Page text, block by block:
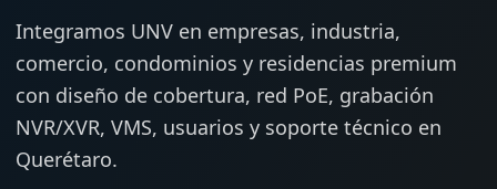
Integramos UNV en empresas, industria,
comercio, condominios y residencias premium
con diseño de cobertura, red PoE, grabación
NVR/XVR, VMS, usuarios y soporte técnico en
Querétaro.